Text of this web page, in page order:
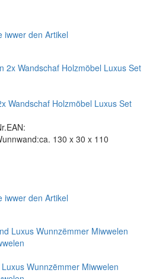
iwwer den Artikel
Wandschaf Holzmöbel Luxus Set
130 x 30 x 110
iwwer den Artikel
Wunnzëmmer Miwwelen